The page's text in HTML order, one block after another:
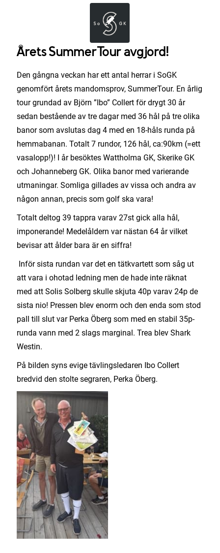
Årets SummerTour avgjord!
Den gångna veckan har ett antal herrar i SoGK
genomfört årets mandomsprov, SummerTour. En årlig
tour grundad av Björn ”Ibo” Collert för drygt 30 år
sedan bestående av tre dagar med 36 hål på tre olika
banor som avslutas dag 4 med en 18-håls runda på
hemmabanan. Totalt 7 rundor, 126 hål, ca:90km (=ett
vasalopp!)! I år besöktes Wattholma GK, Skerike GK
och Johanneberg GK. Olika banor med varierande
utmaningar. Somliga gillades av vissa och andra av
någon annan, precis som golf ska vara!
Totalt deltog 39 tappra varav 27st gick alla hål,
imponerande! Medelåldern var nästan 64 år vilket
bevisar att ålder bara är en siffra!
Inför sista rundan var det en tätkvartett som såg ut
att vara i ohotad ledning men de hade inte räknat
med att Solis Solberg skulle skjuta 40p varav 24p de
sista nio! Pressen blev enorm och den enda som stod
pall till slut var Perka Öberg som med en stabil 35p-
runda vann med 2 slags marginal. Trea blev Shark
Westin.
På bilden syns evige tävlingsledaren Ibo Collert
bredvid den stolte segraren, Perka Öberg.